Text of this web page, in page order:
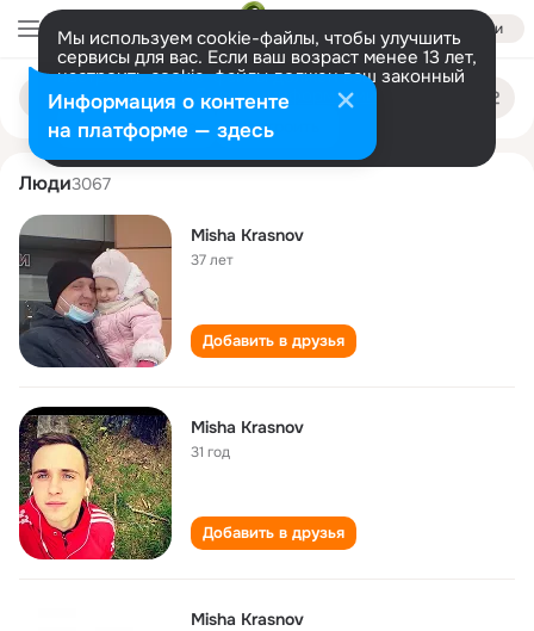
Войти
Мы используем cookie-файлы, чтобы улучшить
сервисы для вас. Если ваш возраст менее 13 лет,
настроить cookie-файлы должен ваш законный
представитель. Больше информации
Разрешить все Настроить
Поиск
людям
misha krasnov
Люди3067
Misha Krasnov
37 лет
Добавить в друзья
Misha Krasnov
31 год
Добавить в друзья
Misha Krasnov
Информация о контенте
на платформе — здесь